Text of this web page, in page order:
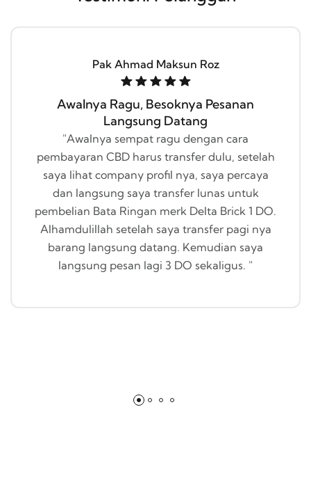
Pak Ahmad Maksun Roz
Awalnya Ragu, Besoknya Pesanan
Langsung Datang
"Awalnya sempat ragu dengan cara
pembayaran CBD harus transfer dulu, setelah
saya lihat company profil nya, saya percaya
dan langsung saya transfer lunas untuk
pembelian Bata Ringan merk Delta Brick 1 DO.
Alhamdulillah setelah saya transfer pagi nya
barang langsung datang. Kemudian saya
langsung pesan lagi 3 DO sekaligus. "